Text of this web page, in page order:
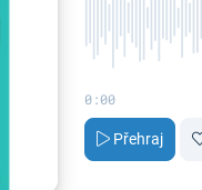
0:00
Přehraj